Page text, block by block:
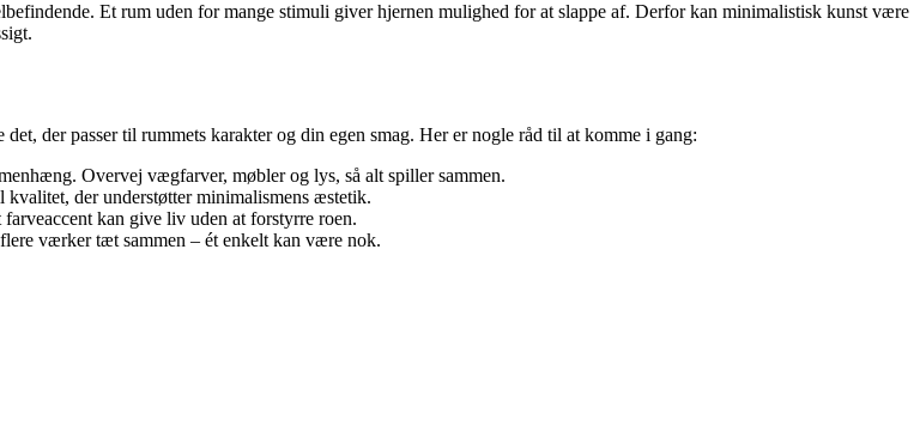
Et rum uden for mange stimuli giver hjernen mulighed for at slappe af. Derfor kan minimalistisk kunst være
der passer til rummets karakter og din egen smag. Her er nogle råd til at komme i gang:
Overvej vægfarver, møbler og lys, så alt spiller sammen.
der understøtter minimalismens æstetik.
kan give liv uden at forstyrre roen.
værker tæt sammen – ét enkelt kan være nok.